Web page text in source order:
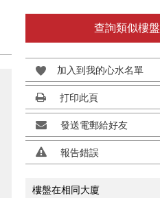
查詢類似樓盤
加入到我的心水名單
打印此頁
發送電郵給好友
報告錯誤
樓盤在相同大廈